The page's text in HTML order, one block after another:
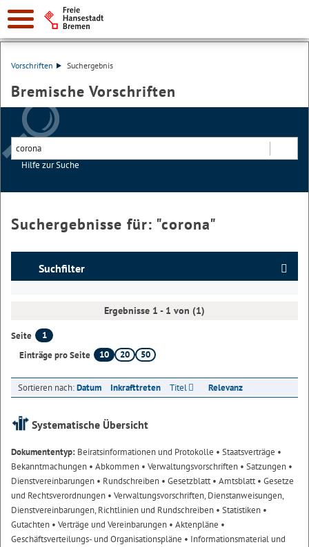
Vorschriften Suchergebnis
Bremische Vorschriften
Hilfe zur Suche
Suchergebnisse für: "corona"
Suchfilter
Ergebnisse 1 - 1 von (1)
Seite
1
Einträge pro Seite
10 20 50
Sortieren nach:Datum Inkrafttreten Titel Relevanz
Systematische Übersicht
Dokumententyp: Beiratsinformationen und Protokolle • Staatsverträge •
Bekanntmachungen • Abkommen • Verwaltungsvorschriften • Satzungen •
Dienstvereinbarungen • Rundschreiben • Gesetzblatt• Amtsblatt• Gesetze
und Rechtsverordnungen • Verwaltungsvorschriften, Dienstanweisungen,
Dienstvereinbarungen, Richtlinien und Rundschreiben • Statistiken •
Gutachten • Verträge und Vereinbarungen • Aktenpläne •
Geschäftsverteilungs- und Organisationspläne • Informationsmaterial und